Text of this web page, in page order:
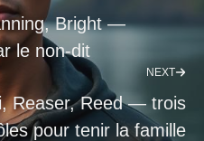
Bright —
le non-dit
NEXT
Reaser, Reed — trois
pour tenir la famille